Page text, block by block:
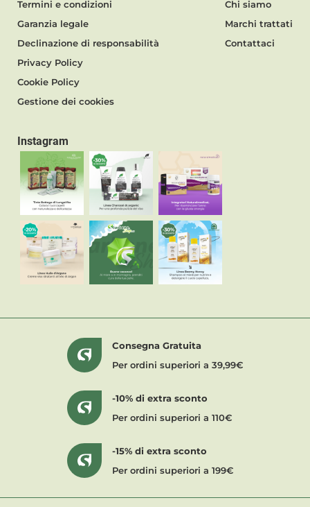
Termini e condizioni
Garanzia legale
Declinazione di responsabilità
Privacy Policy
Cookie Policy
Gestione dei cookies
Chi siamo
Marchi trattati
Contattaci
Instagram
Consegna Gratuita
Per ordini superiori a 39,99€
-10% di extra sconto
Per ordini superiori a 110€
-15% di extra sconto
Per ordini superiori a 199€